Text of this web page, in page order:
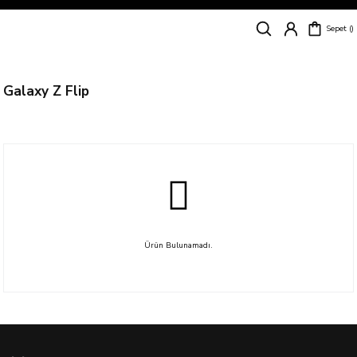
Siparişleriniz
Sepet
Galaxy Z Flip
Ürün Bulunamadı.